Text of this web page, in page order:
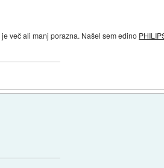
več ali manj porazna. Našel sem edino